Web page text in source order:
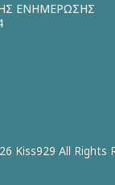
ΕΝΗΜΕΡΩΣΗΣ
Kiss929 All Rights